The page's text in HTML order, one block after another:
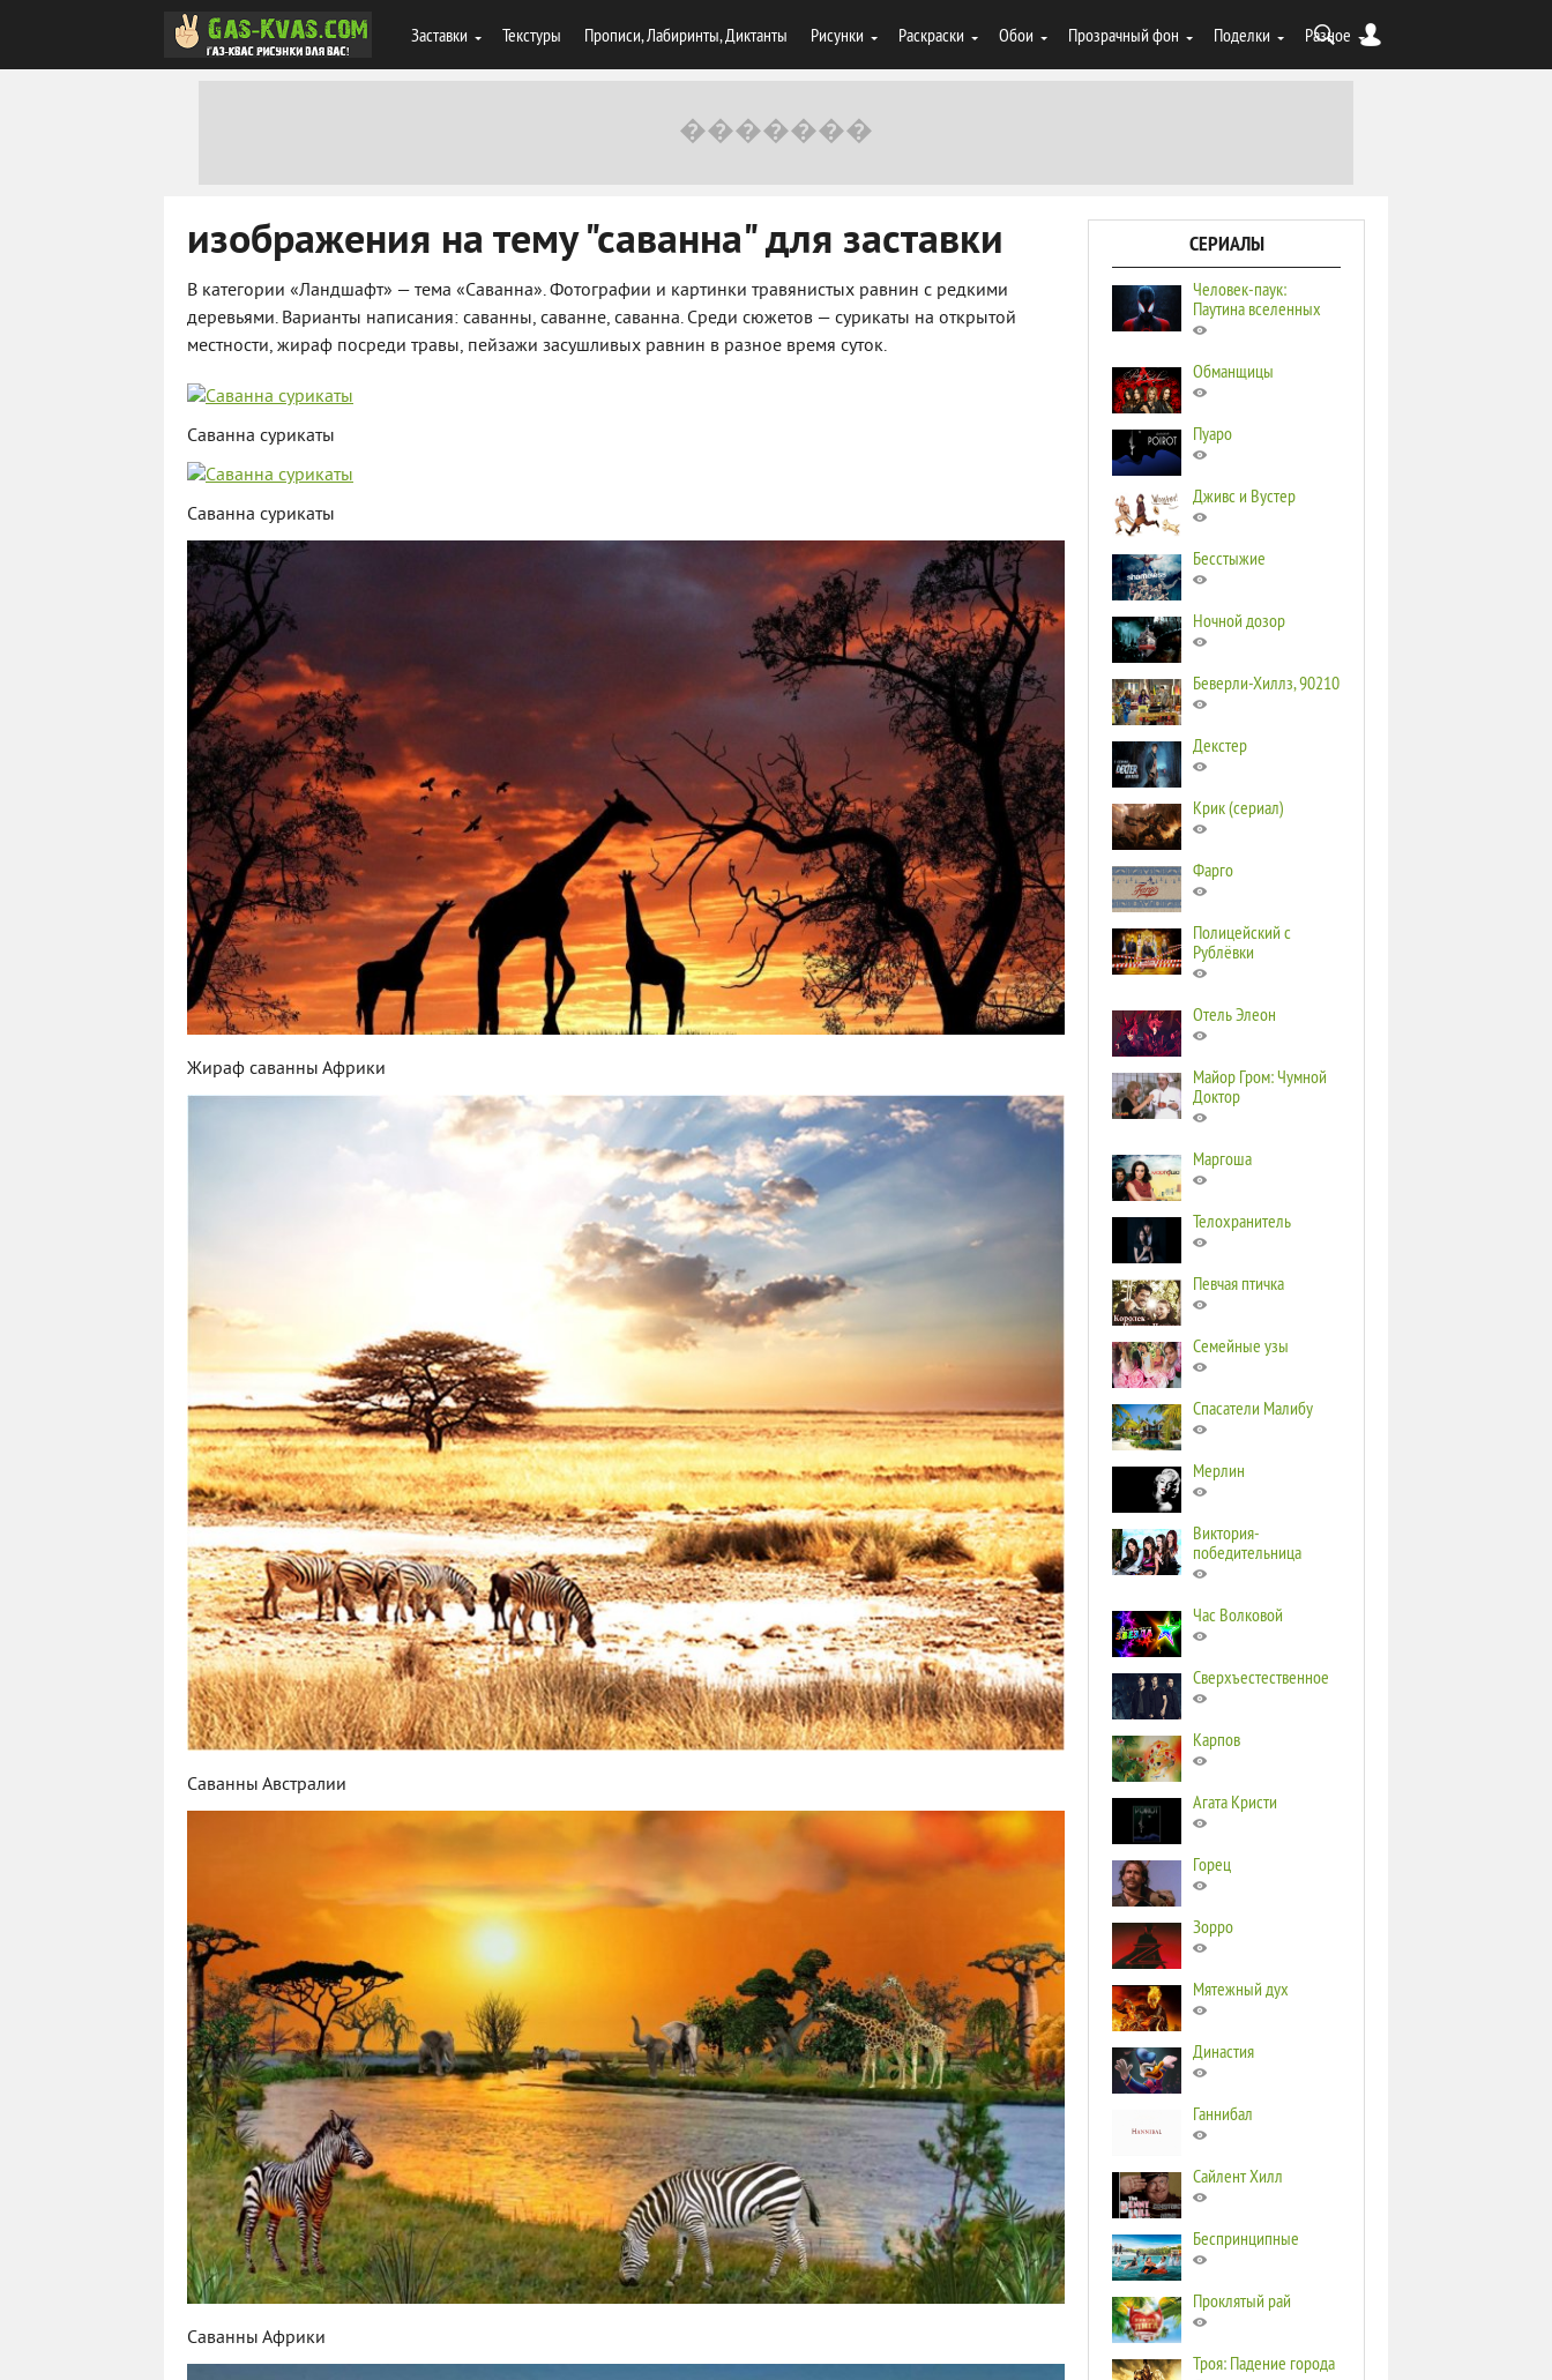
Заставки Текстуры Прописи, Лабиринты, Диктанты Рисунки Раскраски Обои Прозрачный фон Поделки Разное
изображения на тему "саванна" для заставки
В категории «Ландшафт» — тема «Саванна». Фотографии и картинки травянистых равнин с редкими
деревьями. Варианты написания: саванны, саванне, саванна. Среди сюжетов — сурикаты на открытой
местности, жираф посреди травы, пейзажи засушливых равнин в разное время суток.
Саванна сурикаты
Саванна сурикаты
Жираф саванны Африки
Саванны Австралии
Саванны Африки
СЕРИАЛЫ
Человек-паук:
Паутина вселенных
Обманщицы
Пуаро
Дживс и Вустер
Бесстыжие
Ночной дозор
Беверли-Хиллз, 90210
Декстер
Крик (сериал)
Фарго
Полицейский с
Рублёвки
Отель Элеон
Майор Гром: Чумной
Доктор
Маргоша
Телохранитель
Певчая птичка
Семейные узы
Спасатели Малибу
Мерлин
Виктория-
победительница
Час Волковой
Сверхъестественное
Карпов
Агата Кристи
Горец
Зорро
Мятежный дух
Династия
Ганнибал
Сайлент Хилл
Беспринципные
Проклятый рай
Троя: Падение города